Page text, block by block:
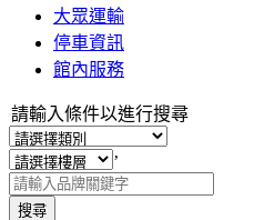
大眾運輸
停車資訊
館內服務
請輸入條件以進行搜尋
’
搜尋